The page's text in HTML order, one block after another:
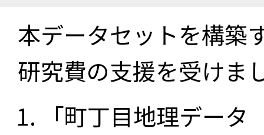
本データセットを構築
研究費の支援を受けま
「町丁目地理デー